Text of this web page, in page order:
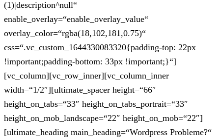
(1)|description^null“
enable_overlay=“enable_overlay_value“
overlay_color=“rgba(18,102,181,0.75)“
css=“.vc_custom_1644330083320{padding-top: 22px
!important;padding-bottom: 33px !important;}“]
[vc_column][vc_row_inner][vc_column_inner
width=“1/2″][ultimate_spacer height=“66″
height_on_tabs=“33″ height_on_tabs_portrait=“33″
height_on_mob_landscape=“22″ height_on_mob=“22″]
[ultimate_heading main_heading=“Wordpress Probleme?“